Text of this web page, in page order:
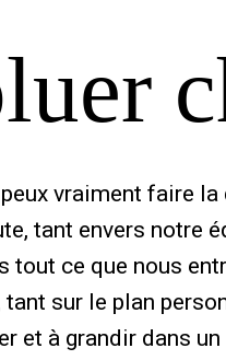
vraiment faire
tant envers
ce que nous
tant sur le plan
et à grandir dans